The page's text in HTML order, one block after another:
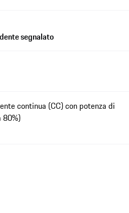
segnalato
continua (CC) con potenza di
80%)